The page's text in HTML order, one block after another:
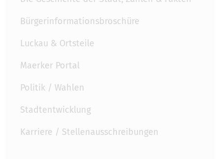
Bürgerinformationsbroschüre
Luckau & Ortsteile
Maerker Portal
Politik / Wahlen
Stadtentwicklung
Karriere / Stellenausschreibungen